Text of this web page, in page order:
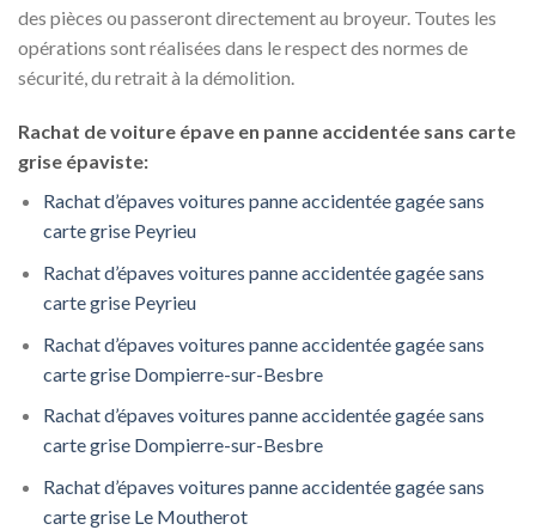
des pièces ou passeront directement au broyeur. Toutes les
opérations sont réalisées dans le respect des normes de
sécurité, du retrait à la démolition.
Rachat de voiture épave en panne accidentée sans carte
grise épaviste:
Rachat d’épaves voitures panne accidentée gagée sans
carte grise Peyrieu
Rachat d’épaves voitures panne accidentée gagée sans
carte grise Peyrieu
Rachat d’épaves voitures panne accidentée gagée sans
carte grise Dompierre-sur-Besbre
Rachat d’épaves voitures panne accidentée gagée sans
carte grise Dompierre-sur-Besbre
Rachat d’épaves voitures panne accidentée gagée sans
carte grise Le Moutherot